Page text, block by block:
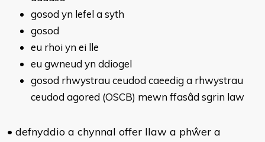
gosod yn lefel a syth
gosod
eu rhoi yn ei lle
eu gwneud yn ddiogel
gosod rhwystrau ceudod caeedig a rhwystrau
ceudod agored (OSCB) mewn ffasâd sgrin law
• defnyddio a chynnal offer llaw a phŵer a